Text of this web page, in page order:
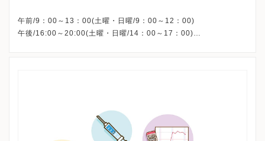
午前/9：00～13：00(土曜・日曜/9：00～12：00)
午後/16:00～20:00(土曜・日曜/14：00～17：00)